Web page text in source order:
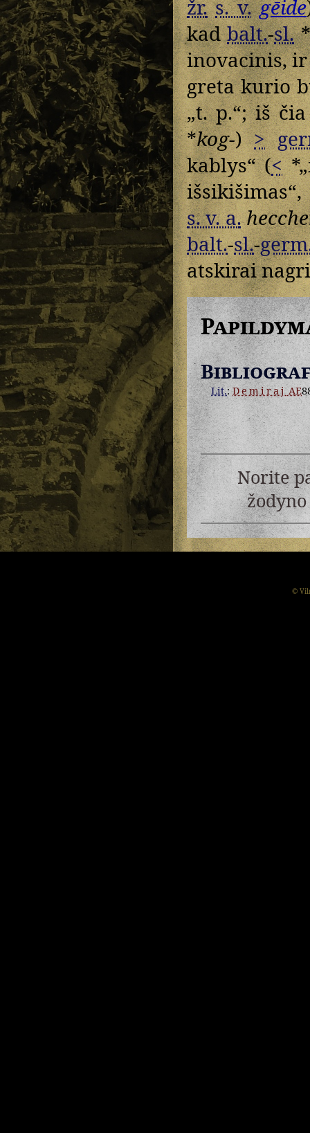
žr. s. v. gēide
kadbalt.-sl.*
inovacinis,
greta kurio
„t. p.“; iš
*kog-)>
kablys“ (<
s. v. a.
balt.-sl.-
atskirai
Lit.:DemirajAE
Norite
©